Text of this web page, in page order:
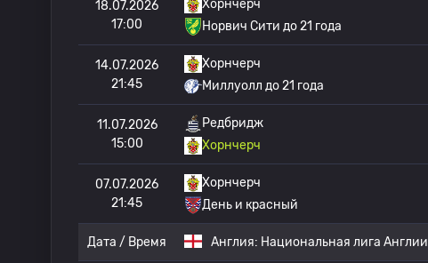
18.07.2026
17:00
Хорнчерч
Норвич Сити до 21 года
14.07.2026
21:45
Хорнчерч
Миллуолл до 21 года
11.07.2026
15:00
Редбридж
Хорнчерч
07.07.2026
21:45
Хорнчерч
День и красный
Дата / Время Англия: Национальная лига Англии